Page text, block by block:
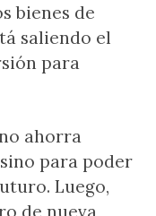
bienes de
saliendo el
para
ahorra
para poder
Luego,
de nueva